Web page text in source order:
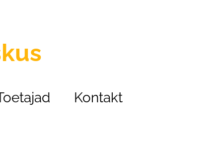
Kontakt